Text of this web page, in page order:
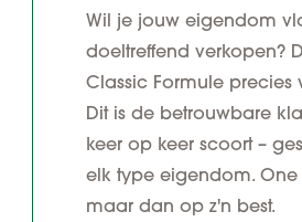
Wil je jouw eigendom
doeltreffend verkopen?
Classic Formule precies
Dit is de betrouwbare
keer op keer scoort –
elk type eigendom. One
maar dan op z'n best.